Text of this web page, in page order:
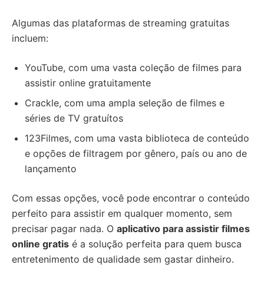
Algumas das plataformas de streaming gratuitas
incluem:
YouTube, com uma vasta coleção de filmes para
assistir online gratuitamente
Crackle, com uma ampla seleção de filmes e
séries de TV gratuítos
123Filmes, com uma vasta biblioteca de conteúdo
e opções de filtragem por gênero, país ou ano de
lançamento
Com essas opções, você pode encontrar o conteúdo
perfeito para assistir em qualquer momento, sem
precisar pagar nada. O aplicativo para assistir filmes
online gratis é a solução perfeita para quem busca
entretenimento de qualidade sem gastar dinheiro.